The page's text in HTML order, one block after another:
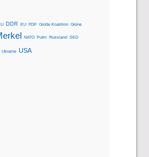
DDR EU FDP Große Koalition Grüne
NATO Putin Russland SED
Ukraine USA